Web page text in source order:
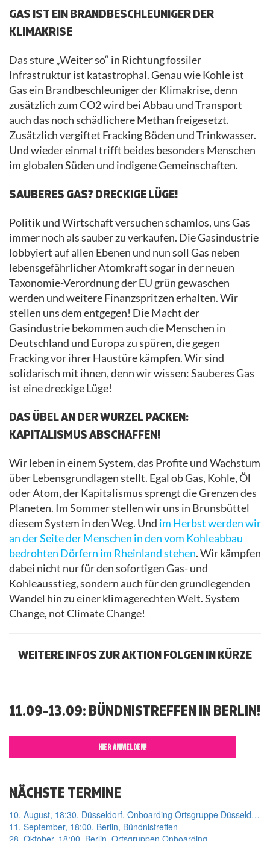
GAS IST EIN BRANDBESCHLEUNIGER DER
KLIMAKRISE
Das sture „Weiter so“ in Richtung fossiler
Infrastruktur ist katastrophal. Genau wie Kohle ist
Gas ein Brandbeschleuniger der Klimakrise, denn
zusätzlich zum CO2 wird bei Abbau und Transport
auch das noch schädlichere Methan freigesetzt.
Zusätzlich vergiftet Fracking Böden und Trinkwasser.
Und wieder einmal trifft beides besonders Menschen
im globalen Süden und indigene Gemeinschaften.
SAUBERES GAS? DRECKIGE LÜGE!
Politik und Wirtschaft versuchen schamlos, uns Gas
immer noch als sauber zu verkaufen. Die Gasindustrie
lobbyiert auf allen Ebenen und nun soll Gas neben
lebensgefährlicher Atomkraft sogar in der neuen
Taxonomie-Verordnung der EU grün gewaschen
werden und weitere Finanzspritzen erhalten. Wir
stellen uns dem entgegen! Die Macht der
Gasindustrie bekommen auch die Menschen in
Deutschland und Europa zu spüren, die gegen
Fracking vor ihrer Haustüre kämpfen. Wir sind
solidarisch mit ihnen, denn wir wissen: Sauberes Gas
ist eine dreckige Lüge!
DAS ÜBEL AN DER WURZEL PACKEN:
KAPITALISMUS ABSCHAFFEN!
Wir leben in einem System, das Profite und Wachstum
über Lebensgrundlagen stellt. Egal ob Gas, Kohle, Öl
oder Atom, der Kapitalismus sprengt die Grenzen des
Planeten. Im Sommer stellen wir uns in Brunsbüttel
diesem System in den Weg. Und im Herbst werden wir
an der Seite der Menschen in den vom Kohleabbau
bedrohten Dörfern im Rheinland stehen. Wir kämpfen
dabei nicht nur für den sofortigen Gas- und
Kohleausstieg, sondern auch für den grundlegenden
Wandel hin zu einer klimagerechten Welt. System
Change, not Climate Change!
WEITERE INFOS ZUR AKTION FOLGEN IN KÜRZE
11.09-13.09: BÜNDNISTREFFEN IN BERLIN!
HIER ANMELDEN!
NÄCHSTE TERMINE
10. August, 18:30, Düsseldorf, Onboarding Ortsgruppe Düsseldorf
11. September, 18:00, Berlin, Bündnistreffen
28. Oktober, 18:00, Berlin, Ortsgruppen Onboarding